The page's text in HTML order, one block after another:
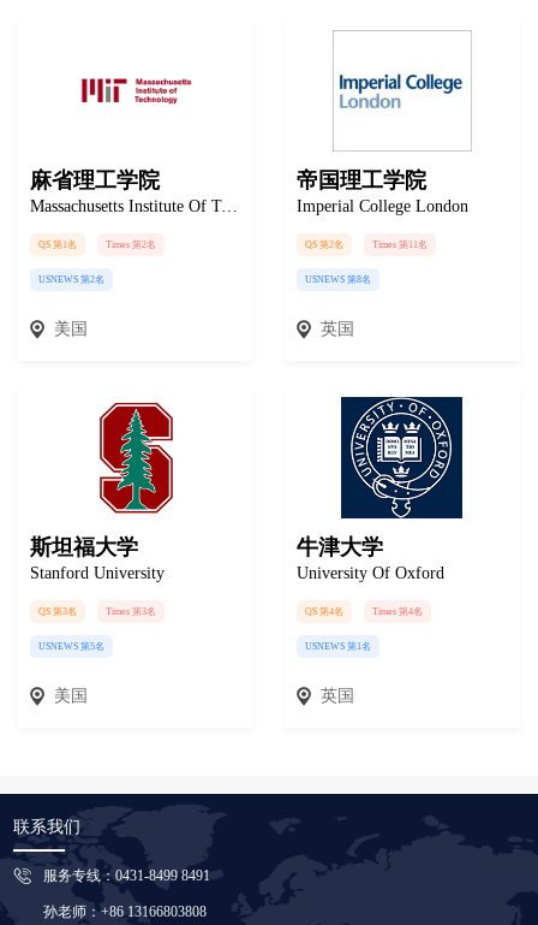
麻省理工学院
Massachusetts Institute Of Technology
QS 第1名 Times 第2名
USNEWS 第2名
美国
帝国理工学院
Imperial College London
QS 第2名 Times 第11名
USNEWS 第8名
英国
斯坦福大学
Stanford University
QS 第3名 Times 第3名
USNEWS 第5名
美国
牛津大学
University Of Oxford
QS 第4名 Times 第4名
USNEWS 第1名
英国
联系我们
服务专线：0431-8499 8491
孙老师：+86 13166803808